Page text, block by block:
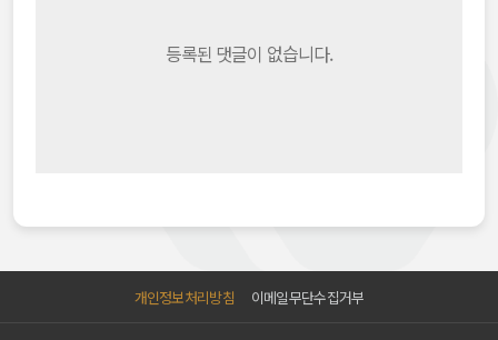
등록된 댓글이 없습니다.
개인정보처리방침 이메일무단수집거부